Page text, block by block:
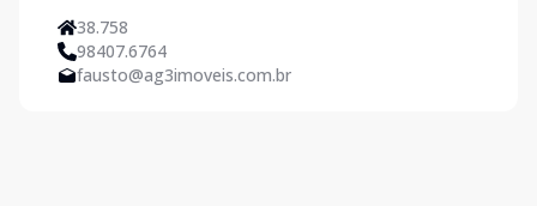
38.758
98407.6764
fausto@ag3imoveis.com.br